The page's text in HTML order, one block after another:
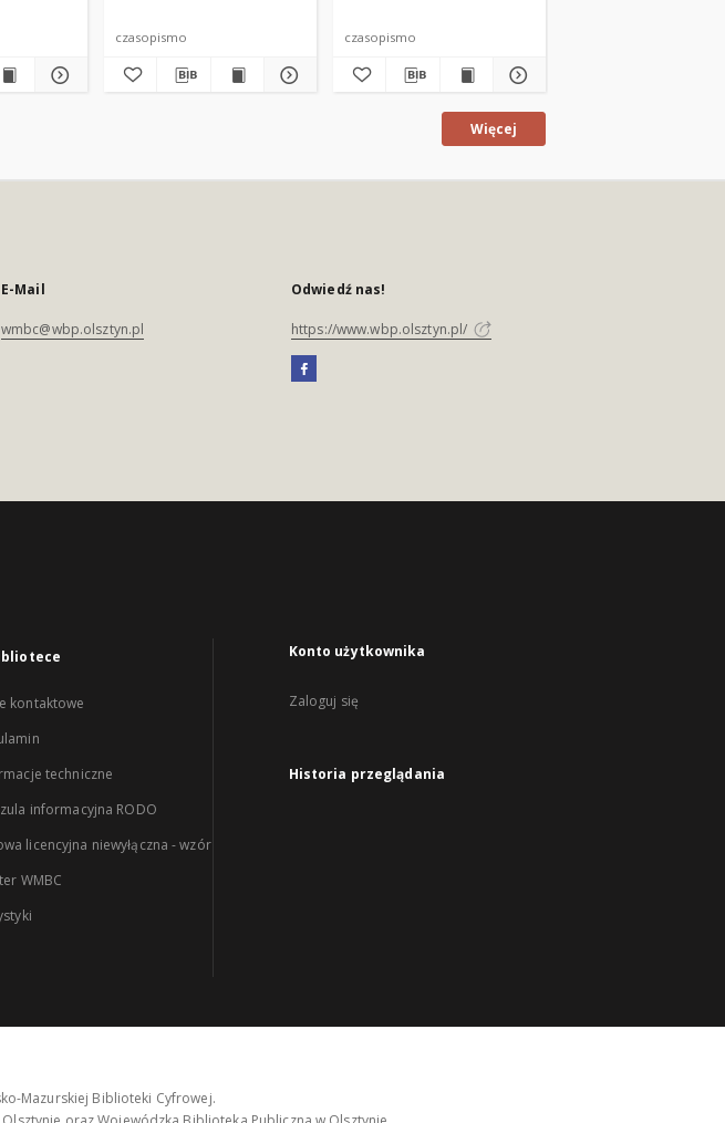
czasopismo czasopismo
Więcej
E-Mail
wmbc@wbp.olsztyn.pl
Odwiedź nas!
https://www.wbp.olsztyn.pl/
kontaktowe
techniczne
informacyjna RODO
licencyjna niewyłączna - wzór
WMBC
Konto użytkownika
Zaloguj się
Historia przeglądania
Mazurskiej Biblioteki Cyfrowej.